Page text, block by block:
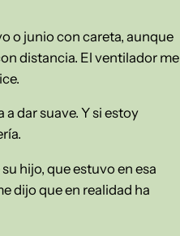
o junio con careta, aunque
distancia. El ventilador me
a dar suave. Y si estoy
hijo, que estuvo en esa
dijo que en realidad ha